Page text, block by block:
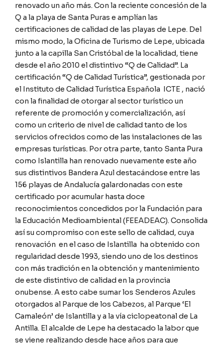
renovado un año más. Con la reciente concesión de la
Q a la playa de Santa Puras e amplían las
certificaciones de calidad de las playas de Lepe. Del
mismo modo, la Oficina de Turismo de Lepe, ubicada
junto a la capilla San Cristóbal de la localidad, tiene
desde el año 2010 el distintivo “Q de Calidad”. La
certificación “Q de Calidad Turística”, gestionada por
el Instituto de Calidad Turística Española ICTE , nació
con la finalidad de otorgar al sector turístico un
referente de promoción y comercialización, así
como un criterio de nivel de calidad tanto de los
servicios ofrecidos como de las instalaciones de las
empresas turísticas. Por otra parte, tanto Santa Pura
como Islantilla han renovado nuevamente este año
sus distintivos Bandera Azul destacándose entre las
156 playas de Andalucía galardonadas con este
certificado por acumular hasta doce
reconocimientos concedidos por la Fundación para
la Educación Medioambiental (FEEADEAC). Consolida
así su compromiso con este sello de calidad, cuya
renovación en el caso de Islantilla ha obtenido con
regularidad desde 1993, siendo uno de los destinos
con más tradición en la obtención y mantenimiento
de este distintivo de calidad en la provincia
onubense. A esto cabe sumar los Senderos Azules
otorgados al Parque de los Cabezos, al Parque ‘El
Camaleón’ de Islantilla y a la vía ciclopeatonal de La
Antilla. El alcalde de Lepe ha destacado la labor que
se viene realizando desde hace años para que